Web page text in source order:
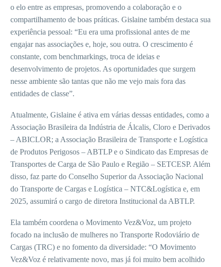
o elo entre as empresas, promovendo a colaboração e o
compartilhamento de boas práticas. Gislaine também destaca sua
experiência pessoal: “Eu era uma profissional antes de me
engajar nas associações e, hoje, sou outra. O crescimento é
constante, com benchmarkings, troca de ideias e
desenvolvimento de projetos. As oportunidades que surgem
nesse ambiente são tantas que não me vejo mais fora das
entidades de classe”.
Atualmente, Gislaine é ativa em várias dessas entidades, como a
Associação Brasileira da Indústria de Álcalis, Cloro e Derivados
– ABICLOR; a Associação Brasileira de Transporte e Logística
de Produtos Perigosos – ABTLP e o Sindicato das Empresas de
Transportes de Carga de São Paulo e Região – SETCESP. Além
disso, faz parte do Conselho Superior da Associação Nacional
do Transporte de Cargas e Logística – NTC&Logística e, em
2025, assumirá o cargo de diretora Institucional da ABTLP.
Ela também coordena o Movimento Vez&Voz, um projeto
focado na inclusão de mulheres no Transporte Rodoviário de
Cargas (TRC) e no fomento da diversidade: “O Movimento
Vez&Voz é relativamente novo, mas já foi muito bem acolhido